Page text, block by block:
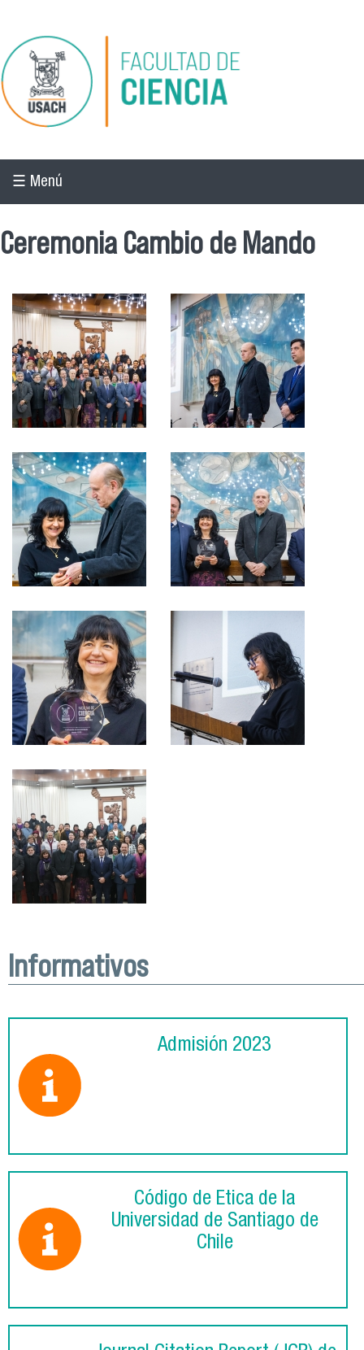
Pasar al contenido principal
☰ Menú
Ceremonia Cambio de Mando
Informativos
Admisión 2023
Código de Ética de la
Universidad de Santiago de
Chile